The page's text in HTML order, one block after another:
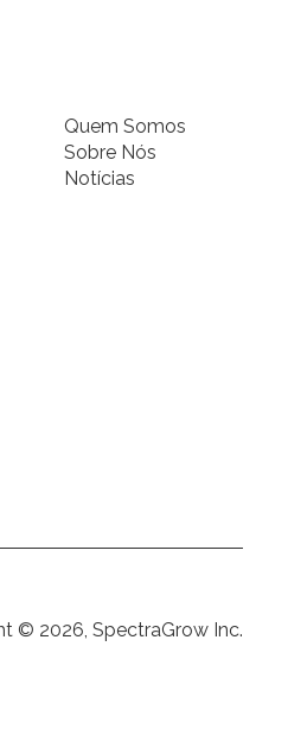
Quem Somos
Sobre Nós
Notícias
© 2026, SpectraGrow Inc.